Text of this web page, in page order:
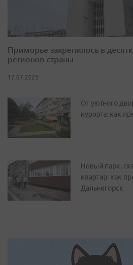
Приморье закрепилось в
регионов страны
17.07.2026
От уютного
курорта: как
Новый парк,
квартир: как
Дальнегорск